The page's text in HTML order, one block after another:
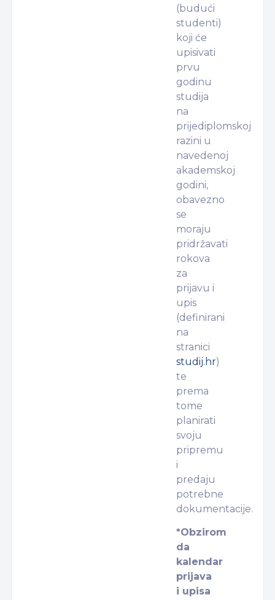
(budući
studenti)
koji će
upisivati
prvu
godinu
studija
na
prijediplomskoj
razini u
navedenoj
akademskoj
godini,
obavezno
se
moraju
pridržavati
rokova
za
prijavu i
upis
(definirani
na
stranici
studij.hr)
te
prema
tome
planirati
svoju
pripremu
i
predaju
potrebne
dokumentacije.
*Obzirom
da
kalendar
prijava
i upisa